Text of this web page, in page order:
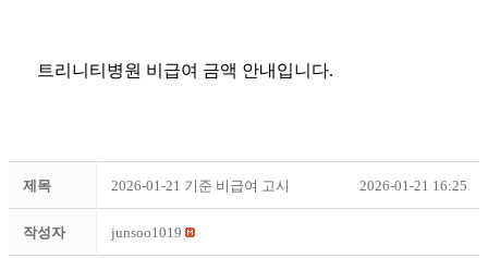
트리니티병원 비급여 금액 안내입니다.
제목 2026-01-21 기준 비급여 고시 2026-01-21 16:25
작성자 junsoo1019